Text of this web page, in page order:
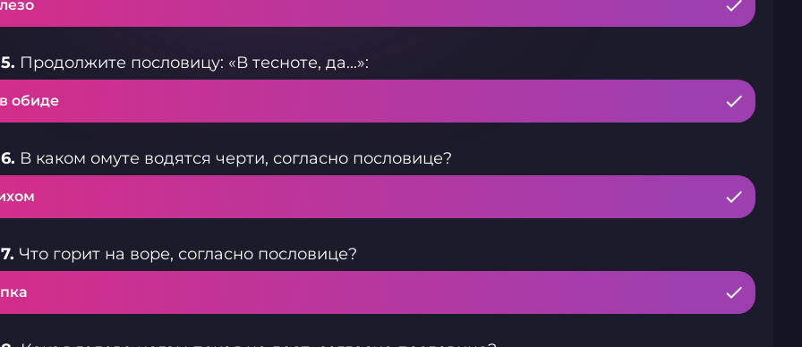
Продолжите пословицу: «В тесноте, да...»:
обиде
В каком омуте водятся черти, согласно пословице?
Что горит на воре, согласно пословице?